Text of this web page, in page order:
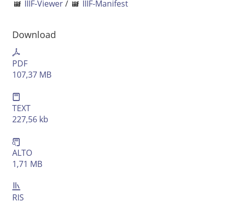
IIIF-Viewer/ IIIF-Manifest
Download
PDF
107,37 MB
TEXT
227,56 kb
ALTO
1,71 MB
RIS